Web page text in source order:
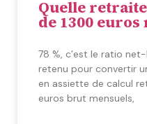
Quelle
de 1300 euros
78 %, c’est le ratio
retenu pour convertir
en assiette de calcul
euros brut mensuels,